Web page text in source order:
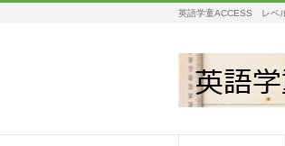
英語学童ACCESS レベ